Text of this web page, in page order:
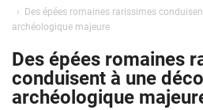
Des épées romaines rarissimes
archéologique majeure
Des épées romaines
conduisent à une
archéologique